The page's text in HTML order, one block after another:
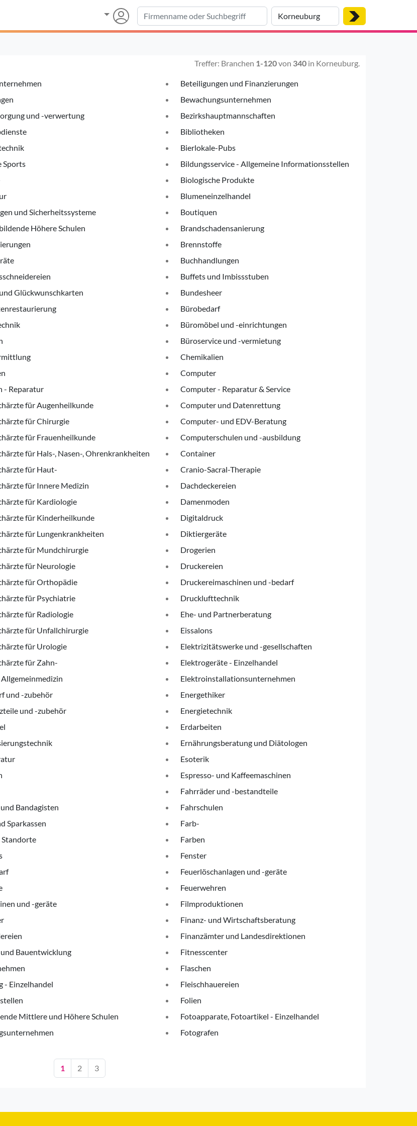
Treffer: Branchen 1-120von 340 in Korneuburg.
und -verwertung
Sports
und Sicherheitssysteme
Höhere Schulen
Glückwunschkarten
- Reparatur
für Augenheilkunde
für Chirurgie
für Frauenheilkunde
für Hals-, Nasen-, Ohrenkrankheiten
für Haut-
für Innere Medizin
für Kardiologie
für Kinderheilkunde
für Lungenkrankheiten
für Mundchirurgie
für Neurologie
für Orthopädie
für Psychiatrie
für Radiologie
für Unfallchirurgie
für Urologie
für Zahn-
und -zubehör
und -zubehör
Bandagisten
Sparkassen
und -geräte
Bauentwicklung
- Einzelhandel
Mittlere und Höhere Schulen
Beteiligungen und Finanzierungen
Bewachungsunternehmen
Bezirkshauptmannschaften
Bibliotheken
Bierlokale-Pubs
Bildungsservice - Allgemeine Informationsstellen
Biologische Produkte
Blumeneinzelhandel
Boutiquen
Brandschadensanierung
Brennstoffe
Buchhandlungen
Buffets und Imbissstuben
Bundesheer
Bürobedarf
Büromöbel und -einrichtungen
Büroservice und -vermietung
Chemikalien
Computer
Computer - Reparatur & Service
Computer und Datenrettung
Computer- und EDV-Beratung
Computerschulen und -ausbildung
Container
Cranio-Sacral-Therapie
Dachdeckereien
Damenmoden
Digitaldruck
Diktiergeräte
Drogerien
Druckereien
Druckereimaschinen und -bedarf
Drucklufttechnik
Ehe- und Partnerberatung
Eissalons
Elektrizitätswerke und -gesellschaften
Elektrogeräte - Einzelhandel
Elektroinstallationsunternehmen
Energethiker
Energietechnik
Erdarbeiten
Ernährungsberatung und Diätologen
Esoterik
Espresso- und Kaffeemaschinen
Fahrräder und -bestandteile
Fahrschulen
Farb-
Farben
Fenster
Feuerlöschanlagen und -geräte
Feuerwehren
Filmproduktionen
Finanz- und Wirtschaftsberatung
Finanzämter und Landesdirektionen
Fitnesscenter
Flaschen
Fleischhauereien
Folien
Fotoapparate, Fotoartikel - Einzelhandel
Fotografen
1 2 3